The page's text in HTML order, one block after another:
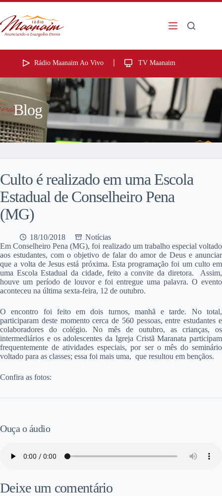
Rádio Maanaim Ao Vivo TV Maanaim
Blog
Culto é realizado em uma Escola
Estadual de Conselheiro Pena
(MG)
18/10/2018
Notícias
Em Conselheiro Pena (MG), foi realizado um trabalho especial voltado
aos estudantes, com o objetivo de falar do amor de Deus e anunciar
que a volta de Jesus está próxima. Esta programação foi um culto em
uma Escola Estadual da cidade, feito a convite da diretora. Assim,
houve um período de louvor e foi entregue uma palavra. O evento
aconteceu na última sexta-feira, 12 de outubro.
O encontro foi feito em dois turnos, manhã e tarde. No total,
participaram deste momento cerca de 560 pessoas, entre estudantes e
colaboradores do colégio. No mês de outubro, as crianças, os
intermediários e os adolescentes da Igreja Cristã Maranata participam
frequentemente de atividades especiais, por ser o mês do seminário
voltado para as classes; essa foi mais uma, que resultou em bençãos.
Confira as fotos:
Ouça o áudio
Deixe um comentário